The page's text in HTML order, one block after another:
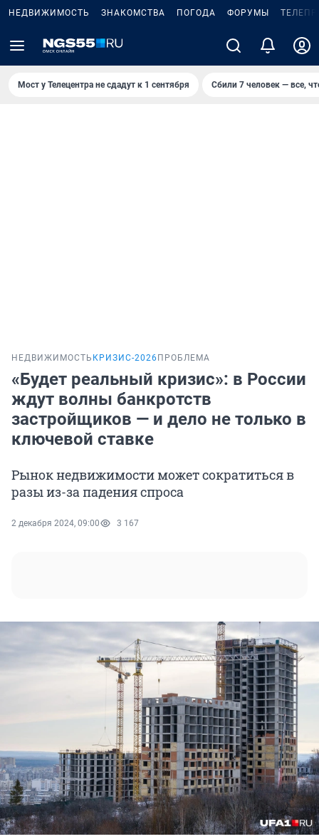
НЕДВИЖИМОСТЬ ЗНАКОМСТВА ПОГОДА ФОРУМЫ
Мост у Телецентра не сдадут к 1 сентября Сбили 7 человек — все,
НЕДВИЖИМОСТЬ КРИЗИС-2026 ПРОБЛЕМА
«Будет реальный кризис»: в России
ждут волны банкротств
застройщиков — и дело не только в
ключевой ставке
Рынок недвижимости может сократиться в
разы из-за падения спроса
2 декабря 2024, 09:00 3 167